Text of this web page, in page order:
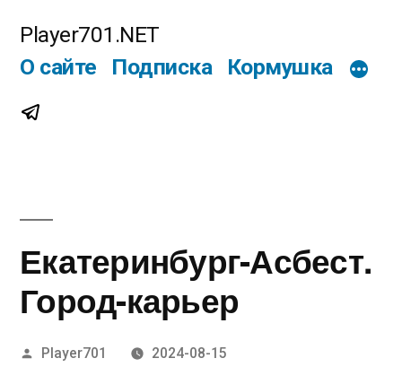
Player701.NET
О сайте
Подписка Кормушка
Telegram
Екатеринбург-Асбест.
Город-карьер
Написано
Player701
2024-08-15